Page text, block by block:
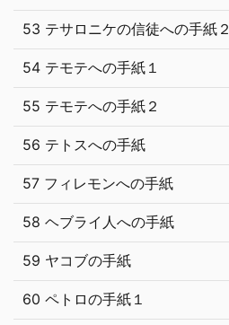
53 テサロニケの信徒への手紙２
54 テモテへの手紙１
55 テモテへの手紙２
56 テトスへの手紙
57 フィレモンへの手紙
58 ヘブライ人への手紙
59 ヤコブの手紙
60 ペトロの手紙１